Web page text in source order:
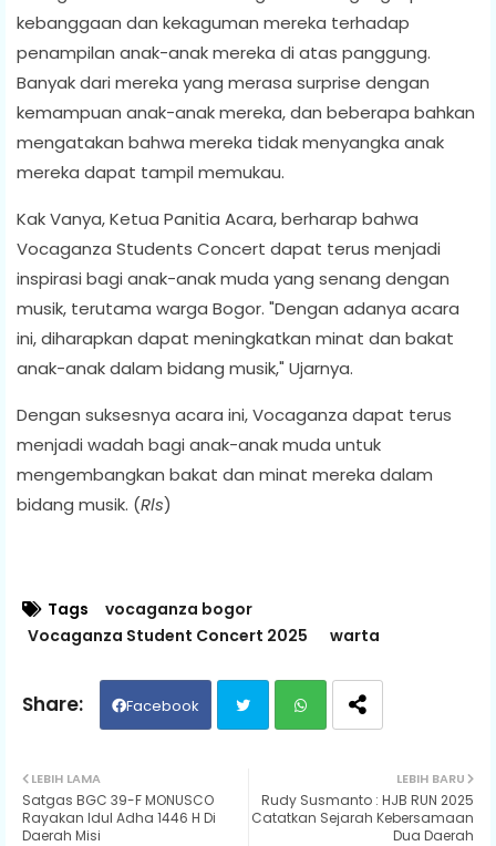
kebanggaan dan kekaguman mereka terhadap
penampilan anak-anak mereka di atas panggung.
Banyak dari mereka yang merasa surprise dengan
kemampuan anak-anak mereka, dan beberapa bahkan
mengatakan bahwa mereka tidak menyangka anak
mereka dapat tampil memukau.
Kak Vanya, Ketua Panitia Acara, berharap bahwa
Vocaganza Students Concert dapat terus menjadi
inspirasi bagi anak-anak muda yang senang dengan
musik, terutama warga Bogor. "Dengan adanya acara
ini, diharapkan dapat meningkatkan minat dan bakat
anak-anak dalam bidang musik," Ujarnya.
Dengan suksesnya acara ini, Vocaganza dapat terus
menjadi wadah bagi anak-anak muda untuk
mengembangkan bakat dan minat mereka dalam
bidang musik. (Rls)
Tags
vocaganza bogor
Vocaganza Student Concert 2025
warta
Facebook
ats
LEBIH BARU
Rudy Susmanto : HJB RUN 2025
Catatkan Sejarah Kebersamaan
Dua Daerah
LEBIH LAMA
Satgas BGC 39-F MONUSCO
Rayakan Idul Adha 1446 H Di
Daerah Misi